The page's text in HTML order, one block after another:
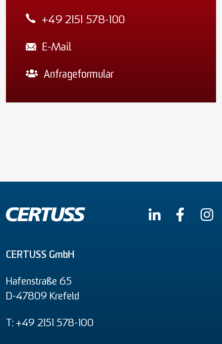
+49 2151 578-100
E-Mail
Anfrageformular
CERTUSS GmbH
Hafenstraße 65
D-47809 Krefeld
T: +49 2151 578-100